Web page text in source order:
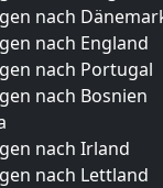
nach
nach England
nach Portugal
nach Bosnien
nach Irland
nach Lettland